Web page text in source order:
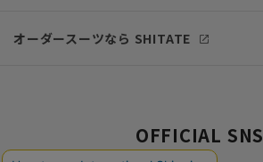
オーダースーツなら SHITATE
OFFICIAL SNS